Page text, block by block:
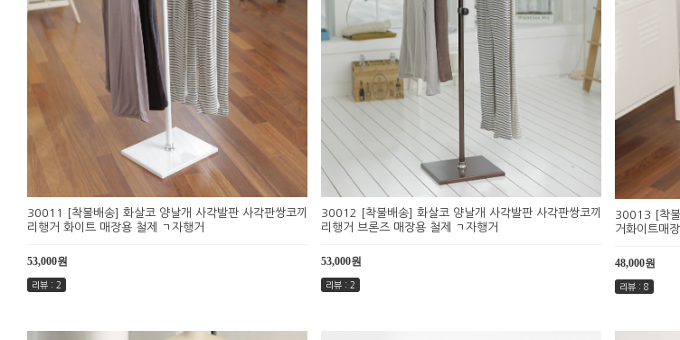
30011 [착불배송] 화살코 양날개 사각발판 사각판쌍코끼
리행거 화이트 매장용 철제 ㄱ자행거
53,000원
리뷰 : 2
30012 [착불배송] 화살코 양날개 사각발판 사각판쌍코끼
리행거 브론즈 매장용 철제 ㄱ자행거
53,000원
리뷰 : 2
30013 [착불
거화이트매
48,000원
리뷰 : 8